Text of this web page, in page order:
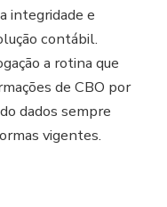
integridade e
contábil.
a rotina que
de CBO por
dados sempre
vigentes.